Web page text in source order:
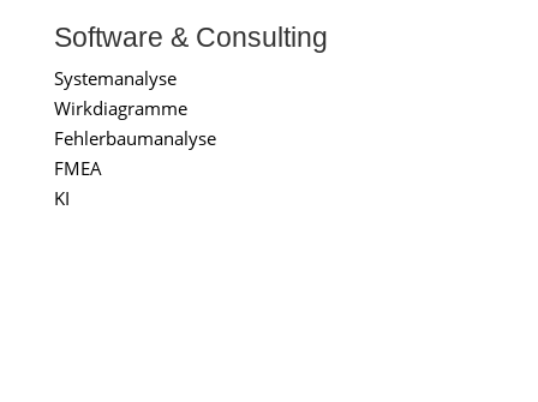
Software & Consulting
Systemanalyse
Wirkdiagramme
Fehlerbaumanalyse
FMEA
KI